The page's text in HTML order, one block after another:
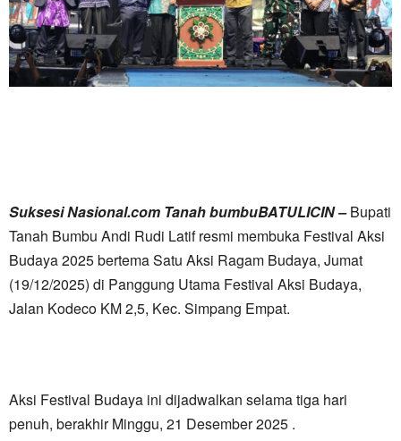
Suksesi Nasional.com Tanah bumbuBATULICIN –Bupati
Tanah Bumbu Andi Rudi Latif resmi membuka Festival Aksi
Budaya 2025 bertema Satu Aksi Ragam Budaya, Jumat
(19/12/2025) di Panggung Utama Festival Aksi Budaya,
Jalan Kodeco KM 2,5, Kec. Simpang Empat.
Aksi Festival Budaya ini dijadwalkan selama tiga hari
penuh, berakhir Minggu, 21 Desember 2025 .